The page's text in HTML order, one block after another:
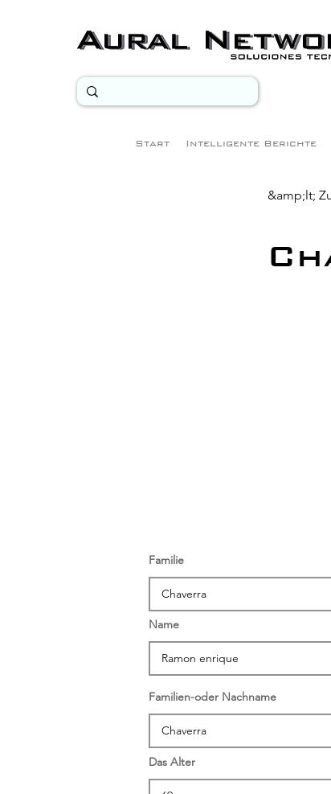
Start Intelligente Berichte
&amp;lt;
Familie
Name
Familien-oder Nachname
Das Alter